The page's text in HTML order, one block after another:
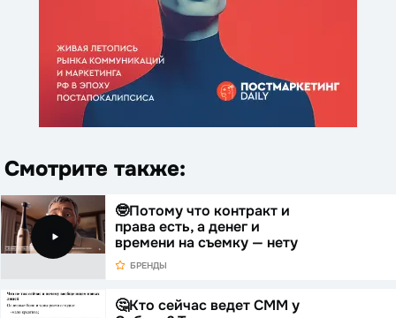
Смотрите также:
🤓Потому что контракт и
права есть, а денег и
времени на съемку — нету
БРЕНДЫ
🤔Кто сейчас ведет СММ у